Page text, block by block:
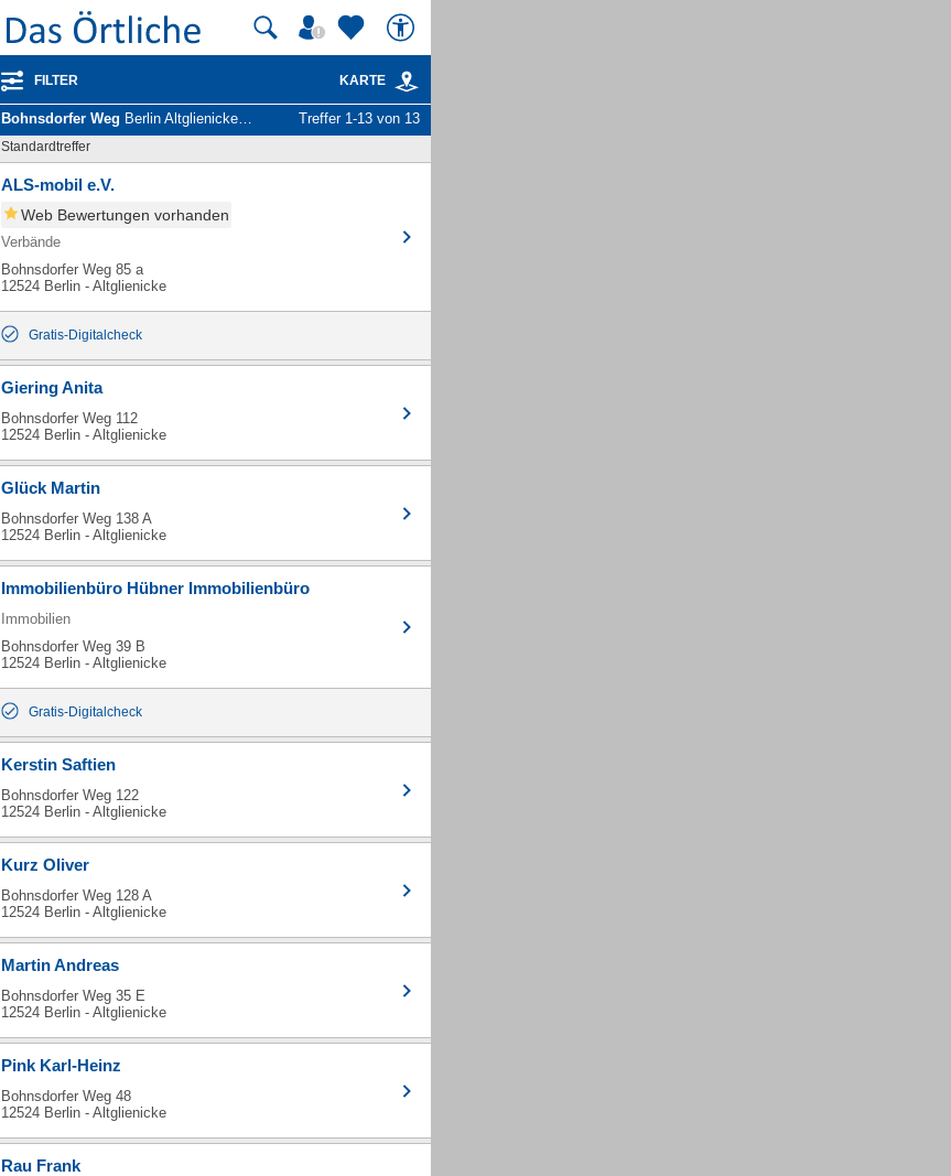
FILTER KARTE
Bohnsdorfer Weg Berlin Altglienicke - Unternehmen und Personen Treffer 1-13 von 13
Standardtreffer
ALS-mobil e.V.
Web Bewertungen vorhanden
Verbände
Bohnsdorfer Weg 85 a
12524 Berlin - Altglienicke
Gratis-Digitalcheck
Giering Anita
Bohnsdorfer Weg 112
12524 Berlin - Altglienicke
Glück Martin
Bohnsdorfer Weg 138 A
12524 Berlin - Altglienicke
Immobilienbüro Hübner Immobilienbüro
Immobilien
Bohnsdorfer Weg 39 B
12524 Berlin - Altglienicke
Gratis-Digitalcheck
Kerstin Saftien
Bohnsdorfer Weg 122
12524 Berlin - Altglienicke
Kurz Oliver
Bohnsdorfer Weg 128 A
12524 Berlin - Altglienicke
Martin Andreas
Bohnsdorfer Weg 35 E
12524 Berlin - Altglienicke
Pink Karl-Heinz
Bohnsdorfer Weg 48
12524 Berlin - Altglienicke
Rau Frank